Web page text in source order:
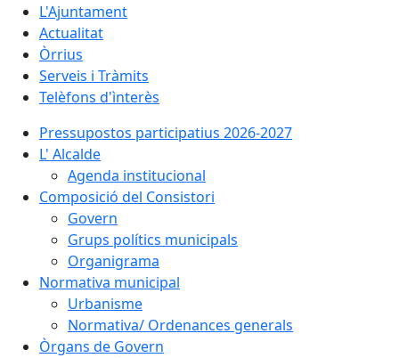
L'Ajuntament
Actualitat
Òrrius
Serveis i Tràmits
Telèfons d'ìnterès
Pressupostos participatius 2026-2027
L' Alcalde
Agenda institucional
Composició del Consistori
Govern
Grups polítics municipals
Organigrama
Normativa municipal
Urbanisme
Normativa/ Ordenances generals
Òrgans de Govern